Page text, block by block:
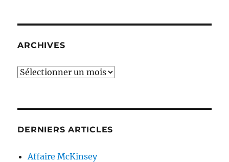
et
ARCHIVES
Archives
DERNIERS ARTICLES
Affaire McKinsey